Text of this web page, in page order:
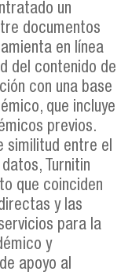
un
documentos
en línea
del contenido de
con una base
que incluye
previos.
similitud entre el
Turnitin
que coinciden
y las
para la
y
apoyo al